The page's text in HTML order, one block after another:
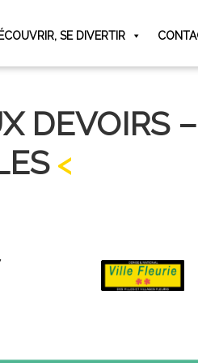
SE DIVERTIR
DEVOIRS